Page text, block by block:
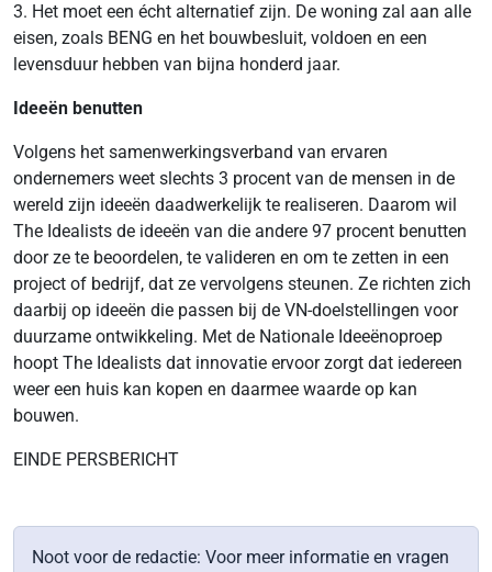
3. Het moet een écht alternatief zijn. De woning zal aan alle
eisen, zoals BENG en het bouwbesluit, voldoen en een
levensduur hebben van bijna honderd jaar.
Ideeën benutten
Volgens het samenwerkingsverband van ervaren
ondernemers weet slechts 3 procent van de mensen in de
wereld zijn ideeën daadwerkelijk te realiseren. Daarom wil
The Idealists de ideeën van die andere 97 procent benutten
door ze te beoordelen, te valideren en om te zetten in een
project of bedrijf, dat ze vervolgens steunen. Ze richten zich
daarbij op ideeën die passen bij de VN-doelstellingen voor
duurzame ontwikkeling. Met de Nationale Ideeënoproep
hoopt The Idealists dat innovatie ervoor zorgt dat iedereen
weer een huis kan kopen en daarmee waarde op kan
bouwen.
EINDE PERSBERICHT
Noot voor de redactie: Voor meer informatie en vragen